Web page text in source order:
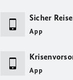
Sicher
App
App